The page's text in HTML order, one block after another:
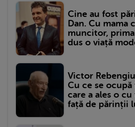
Cine au fost
Dan. Cu mama
muncitor,
dus o viață
Victor
Cu ce se
care a ales o
față de părinții